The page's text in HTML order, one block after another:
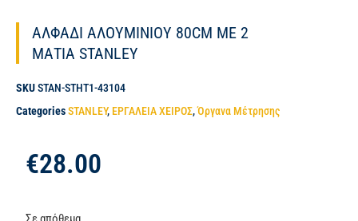
ΑΛΦΑΔΙ ΑΛΟΥΜΙΝΙΟΥ 80CM ΜΕ 2
ΜΑΤΙΑ STANLEY
SKUSTAN-STHT1-43104
CategoriesSTANLEY, ΕΡΓΑΛΕΙΑ ΧΕΙΡΟΣ,Όργανα Μέτρησης
€28.00